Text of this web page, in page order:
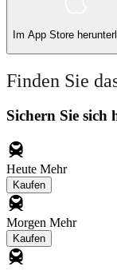
Im App Store
Finden Sie
Sichern Sie sich
Heute Mehr
Kaufen
Morgen Mehr
Kaufen